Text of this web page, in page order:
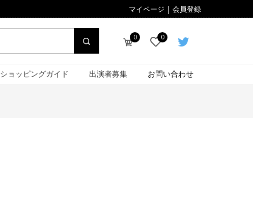
マイページ | 会員登録
0 0
ショッピングガイド 出演者募集 お問い合わせ